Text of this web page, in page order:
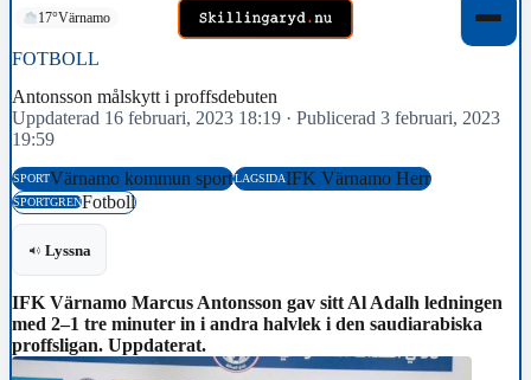
17°Värnamo
FOTBOLL
Antonsson målskytt i proffsdebuten
Uppdaterad 16 februari, 2023 18:19 · Publicerad 3 februari, 2023
19:59
SPORTVärnamo kommun sportLAGSIDAIFK Värnamo Herr
SPORTGRENFotboll
Lyssna
IFK Värnamo Marcus Antonsson gav sitt Al Adalh ledningen
med 2–1 tre minuter in i andra halvlek i den saudiarabiska
proffsligan. Uppdaterat.